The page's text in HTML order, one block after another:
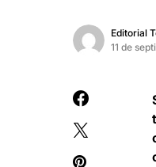
Editorial
11 de